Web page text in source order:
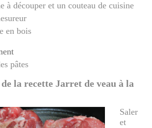
à découper et un couteau de cuisine
en bois
pâtes
la recette Jarret de veau à la
Saler
et